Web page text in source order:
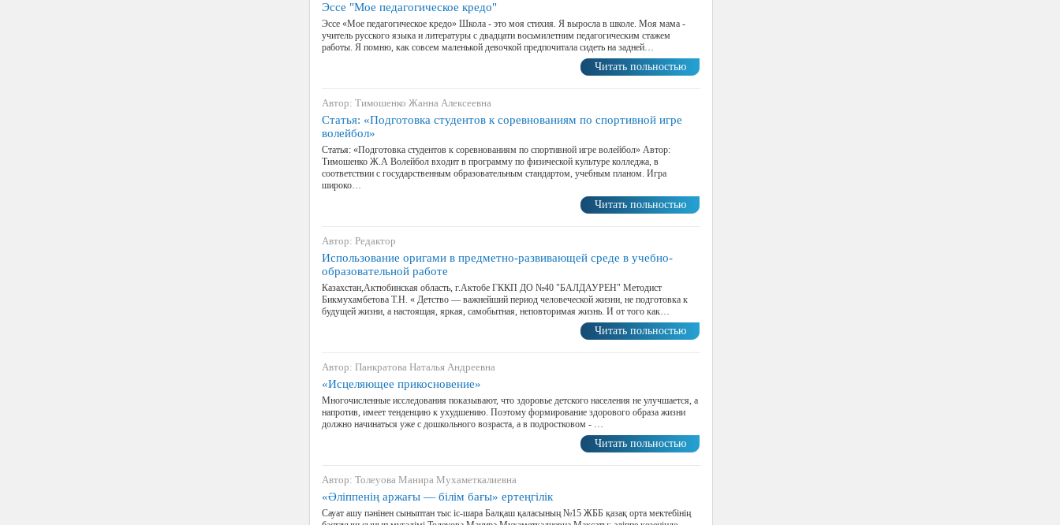
Эссе "Мое педагогическое кредо"
Эссе «Мое педагогическое кредо» Школа - это моя стихия. Я выросла в школе. Моя мама -
учитель русского языка и литературы с двадцати восьмилетним педагогическим стажем
работы. Я помню, как совсем маленькой девочкой предпочитала сидеть на задней…
Читать польностью
Автор: Тимошенко Жанна Алексеевна
Статья: «Подготовка студентов к соревнованиям по спортивной игре
волейбол»
Статья: «Подготовка студентов к соревнованиям по спортивной игре волейбол» Автор:
Тимошенко Ж.А Волейбол входит в программу по физической культуре колледжа, в
соответствии с государственным образовательным стандартом, учебным планом. Игра
широко…
Читать польностью
Автор: Редактор
Использование оригами в предметно-развивающей среде в учебно-
образовательной работе
Казахстан,Актюбинская область, г.Актобе ГККП ДО №40 "БАЛДАУРЕН" Методист
Бикмухамбетова Т.Н. « Детство — важнейший период человеческой жизни, не подготовка к
будущей жизни, а настоящая, яркая, самобытная, неповторимая жизнь. И от того как…
Читать польностью
Автор: Панкратова Наталья Андреевна
«Исцеляющее прикосновение»
Многочисленные исследования показывают, что здоровье детского населения не улучшается, а
напротив, имеет тенденцию к ухудшению. Поэтому формирование здорового образа жизни
должно начинаться уже с дошкольного возраста, а в подростковом - …
Читать польностью
Автор: Толеуова Манира Мухаметкалиевна
«Әліппенің аржағы — білім бағы» ертеңгілік
Сауат ашу пәнінен сыныптан тыс іс-шара Балқаш қаласының №15 ЖББ қазақ орта мектебінің